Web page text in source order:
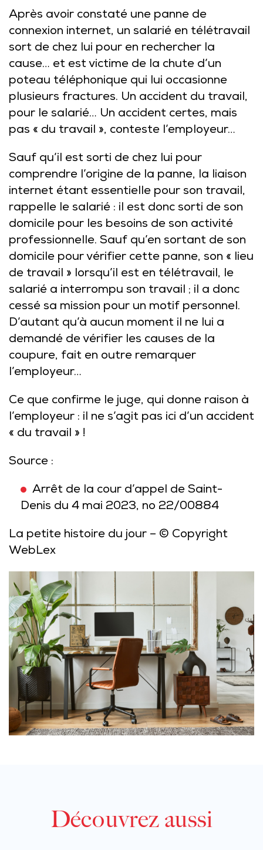
Après avoir constaté une panne de
connexion internet, un salarié en télétravail
sort de chez lui pour en rechercher la
cause… et est victime de la chute d’un
poteau téléphonique qui lui occasionne
plusieurs fractures. Un accident du travail,
pour le salarié… Un accident certes, mais
pas « du travail », conteste l’employeur…
Sauf qu’il est sorti de chez lui pour
comprendre l’origine de la panne, la liaison
internet étant essentielle pour son travail,
rappelle le salarié : il est donc sorti de son
domicile pour les besoins de son activité
professionnelle. Sauf qu’en sortant de son
domicile pour vérifier cette panne, son « lieu
de travail » lorsqu’il est en télétravail, le
salarié a interrompu son travail ; il a donc
cessé sa mission pour un motif personnel.
D’autant qu’à aucun moment il ne lui a
demandé de vérifier les causes de la
coupure, fait en outre remarquer
l’employeur…
Ce que confirme le juge, qui donne raison à
l’employeur : il ne s’agit pas ici d’un accident
« du travail » !
Source :
Arrêt de la cour d’appel de Saint-
Denis du 4 mai 2023, no 22/00884
La petite histoire du jour – © Copyright
WebLex
Découvrez aussi